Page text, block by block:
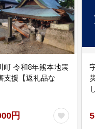
町 令和8年熊本地震
支援【返礼品な
円